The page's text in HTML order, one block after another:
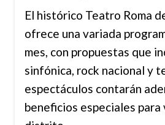
El histórico Teatro Roma
ofrece una variada
mes, con propuestas que
sinfónica, rock nacional y
espectáculos contarán
beneficios especiales para